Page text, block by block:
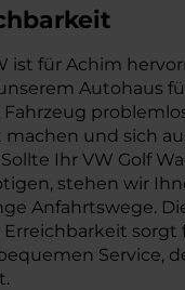
ist für Achim
Autohaus
Fahrzeug
machen und sich
Ihr VW Golf
stehen wir
Anfahrtswege.
sorgt
Service,